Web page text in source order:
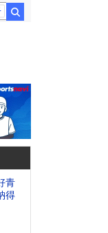
青
得